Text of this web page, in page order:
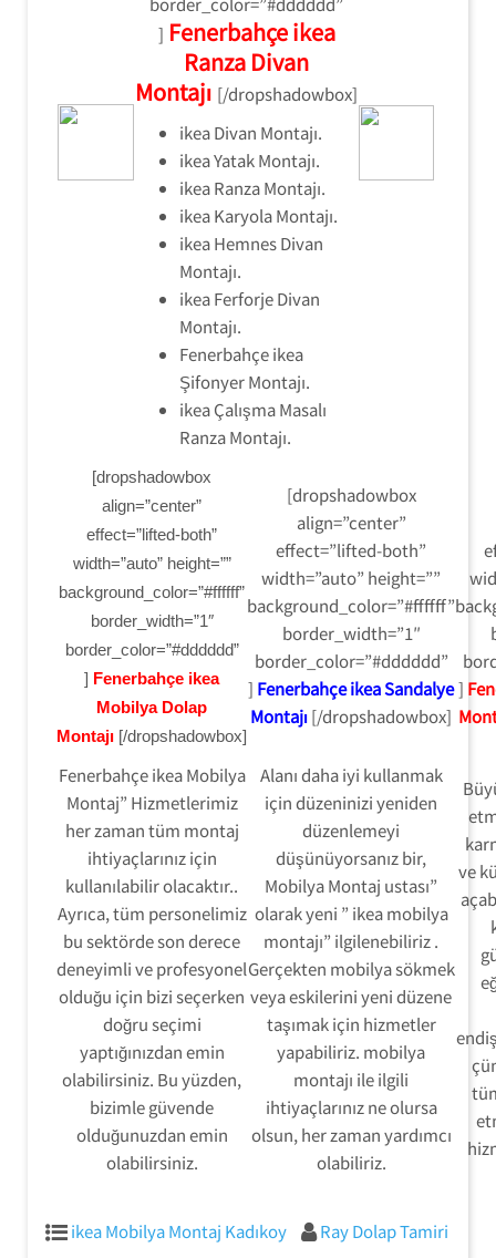
] Fenerbahçe ikea
Ranza Divan
Montajı [/dropshadowbox]
ikea Divan Montajı.
ikea Yatak Montajı.
ikea Ranza Montajı.
ikea Karyola Montajı.
ikea Hemnes Divan
Montajı.
ikea Ferforje Divan
Montajı.
Fenerbahçe ikea
Şifonyer Montajı.
ikea Çalışma Masalı
Ranza Montajı.
[dropshadowbox
align=”center”
effect=”lifted-both”
width=”auto” height=””
background_color=”#ffffff”
border_width=”1″
border_color=”#dddddd”
] Fenerbahçe ikea
Mobilya Dolap
Montajı [/dropshadowbox]
[dropshadowbox
align=”center”
effect=”lifted-both”
width=”auto” height=””
background_color=”#ffffff”
border_width=”1″
border_color=”#dddddd”
] Fenerbahçe ikea Sandalye
Montajı[/dropshadowbox]
]
Fenerbahçe ikea Mobilya
Montaj” Hizmetlerimiz
her zaman tüm montaj
ihtiyaçlarınız için
kullanılabilir olacaktır..
Ayrıca, tüm personelimiz
bu sektörde son derece
deneyimli ve profesyonel
olduğu için bizi seçerken
doğru seçimi
yaptığınızdan emin
olabilirsiniz. Bu yüzden,
bizimle güvende
olduğunuzdan emin
olabilirsiniz.
Alanı daha iyi kullanmak
için düzeninizi yeniden
düzenlemeyi
düşünüyorsanız bir,
Mobilya Montaj ustası”
olarak yeni ” ikea mobilya
montajı” ilgilenebiliriz .
Gerçekten mobilya sökmek
veya eskilerini yeni düzene
taşımak için hizmetler
yapabiliriz. mobilya
montajı ile ilgili
ihtiyaçlarınız ne olursa
olsun, her zaman yardımcı
olabiliriz.
ve
ikea Mobilya Montaj Kadıkoy Ray Dolap Tamiri